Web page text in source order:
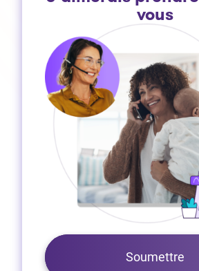
vous
Soumettre